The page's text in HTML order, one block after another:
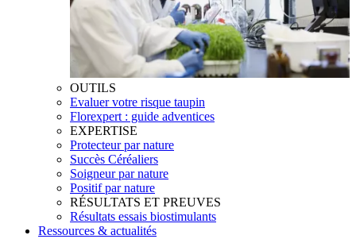
OUTILS
Evaluer votre risque taupin
Florexpert : guide adventices
EXPERTISE
Protecteur par nature
Succès Céréaliers
Soigneur par nature
Positif par nature
RÉSULTATS ET PREUVES
Résultats essais biostimulants
Ressources & actualités